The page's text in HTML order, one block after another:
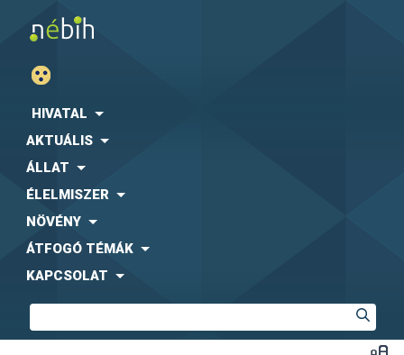
HIVATAL
AKTUÁLIS
ÁLLAT
ÉLELMISZER
NÖVÉNY
ÁTFOGÓ TÉMÁK
KAPCSOLAT